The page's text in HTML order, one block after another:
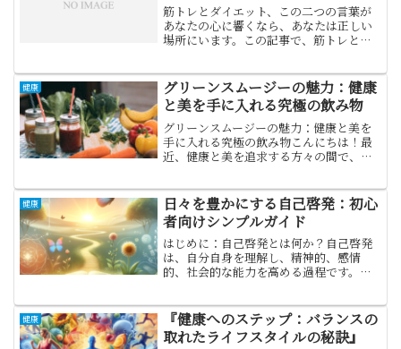
筋トレとダイエット、この二つの言葉が
あなたの心に響くなら、あなたは正しい
場所にいます。この記事で、筋トレとト
健康
グリーンスムージーの魅力：健康
と美を手に入れる究極の飲み物
グリーンスムージーの魅力：健康と美を
手に入れる究極の飲み物こんにちは！最
近、健康と美を追求する方々の間で、グ
人気なのでしょうか。今日はその魅力を
深掘りしていきます。【P...
健康
日々を豊かにする自己啓発：初心
者向けシンプルガイド
はじめに：自己啓発とは何か？自己啓発
は、自分自身を理解し、精神的、感情
的、社会的な能力を高める過程です。こ
コントロールなどを通じて進んでいきま
す。【PR】たくさんの方法を...
健康
『健康へのステップ：バランスの
取れたライフスタイルの秘訣』